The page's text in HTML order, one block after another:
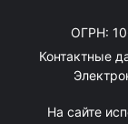
ОГРН:
Контактные
На сайте